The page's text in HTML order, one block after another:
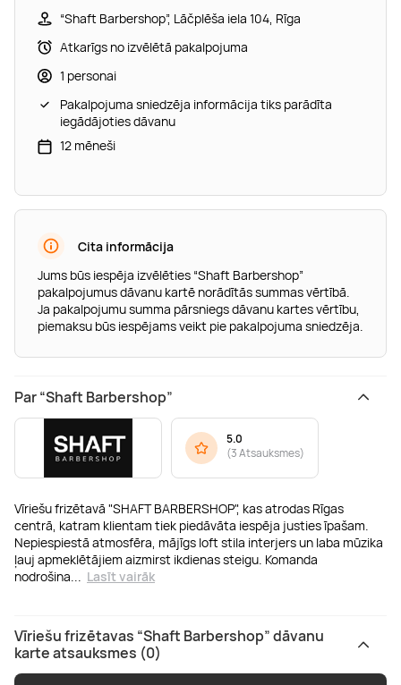
“Shaft Barbershop”, Lāčplēša iela 104, Rīga
Atkarīgs no izvēlētā pakalpojuma
1 personai
Pakalpojuma sniedzēja informācija tiks parādīta
iegādājoties dāvanu
12 mēneši
Cita informācija
Jums būs iespēja izvēlēties “Shaft Barbershop”
pakalpojumus dāvanu kartē norādītās summas vērtībā.
Ja pakalpojumu summa pārsniegs dāvanu kartes vērtību,
piemaksu būs iespējams veikt pie pakalpojuma sniedzēja.
Par “Shaft Barbershop”
Vīriešu frizētavā "SHAFT BARBERSHOP", kas atrodas Rīgas
centrā, katram klientam tiek piedāvāta iespēja justies īpašam.
Nepiespiestā atmosfēra, mājīgs loft stila interjers un laba mūzika
ļauj apmeklētājiem aizmirst ikdienas steigu. Komanda
nodrošina... Lasīt vairāk
5.0
(3 Atsauksmes)
Vīriešu frizētavas “Shaft Barbershop” dāvanu
karte atsauksmes (0)